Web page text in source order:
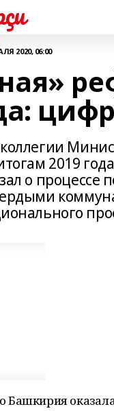
2020, 06:00
2019
о процессе